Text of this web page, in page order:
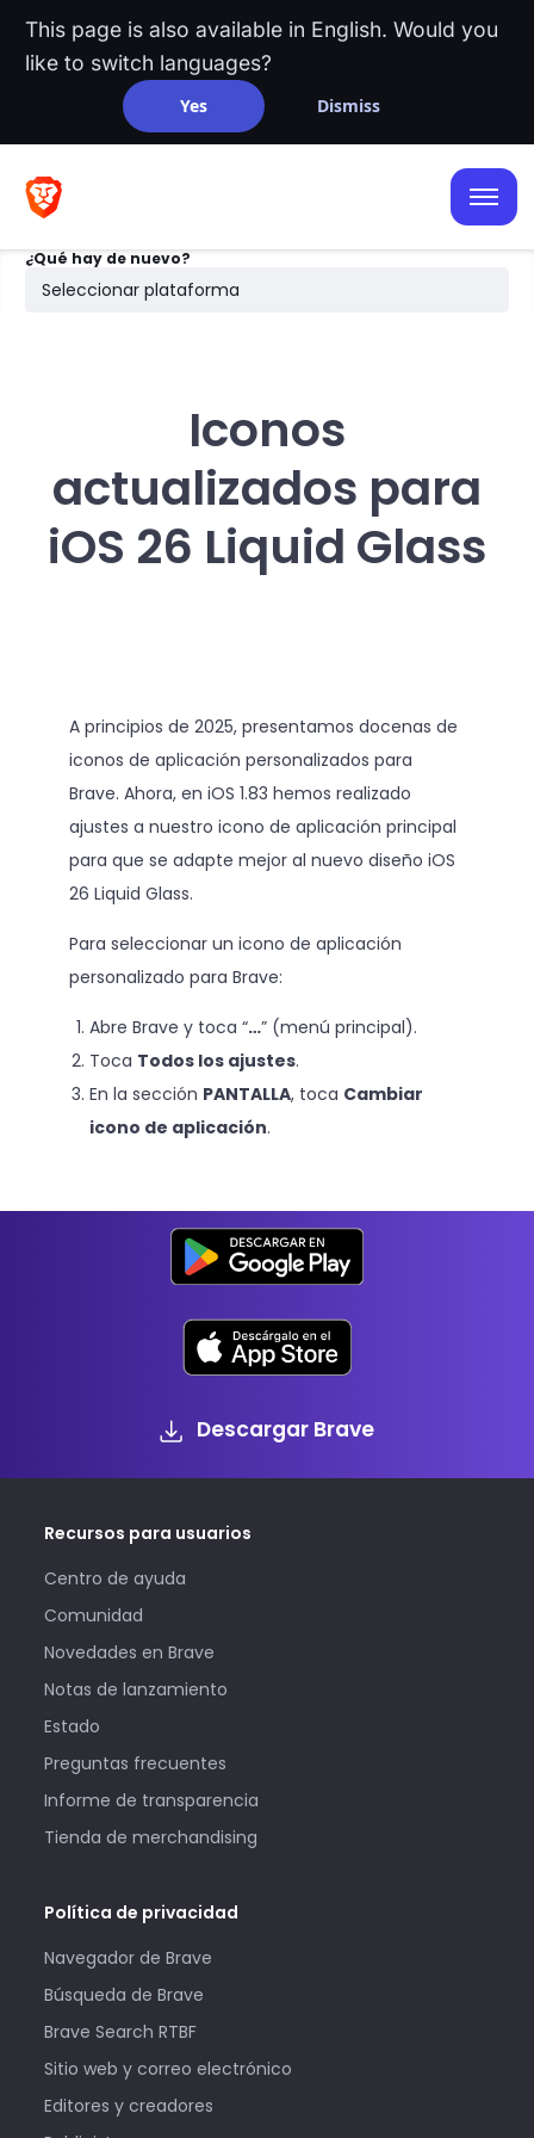
This page is also available in English. Would you
like to switch languages?
Yes Dismiss
¿Qué hay de nuevo?
Seleccionar plataforma
iOS
Android
Escritorio
Búsqueda
Iconos
actualizados para
iOS 26 Liquid Glass
A principios de 2025, presentamos docenas de
iconos de aplicación personalizados para
Brave. Ahora, en iOS 1.83 hemos realizado
ajustes a nuestro icono de aplicación principal
para que se adapte mejor al nuevo diseño iOS
26 Liquid Glass.
Para seleccionar un icono de aplicación
personalizado para Brave:
Abre Brave y toca “…” (menú principal).
Toca Todos los ajustes.
En la sección PANTALLA, toca Cambiar
icono de aplicación.
Descargar Brave
Recursos para usuarios
Centro de ayuda
Comunidad
Novedades en Brave
Notas de lanzamiento
Estado
Preguntas frecuentes
Informe de transparencia
Tienda de merchandising
Política de privacidad
Navegador de Brave
Búsqueda de Brave
Brave Search RTBF
Sitio web y correo electrónico
Editores y creadores